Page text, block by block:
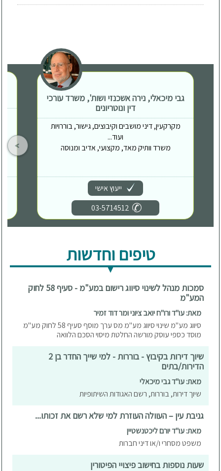
גבי מיכאלי, נירה אשכנזי ושות', משרד עורכי
דין ונוטריונים
מקרקעין, דיני מושבים וקיבוצים, גישור, בוררויות
ועוד...
משרד וותיק מאד, מקצועי, אדיב ומנוסה
ייעוץ אישי
03-5714512
טיפים וחדשות
סמכות מנהל לשינוי סיווג רישום במע"מ - סעיף 58 לחוק
המע"מ
מאת: עו"ד ורו"ח יואב ציוני ומר דוד זמיר
סיווג מע"מ שינוי סיווג מע"מ מס ערך מוסף סעיף 58 לחוק מע"מ
מוסד כספי עוסק מורשה החלטת מיסוי הסכם הלוואה
שיוך דירות בקיבוץ - בוררות - למי שייך החדר בן 2
הדירות/בתים
מאת: עו"ד גבי מיכאלי
שיוך דירות, בוררות, רשם האגודות השיתופיות
גניבת עין – העוולה העוזרת למי שלא רשם את זכותו...
מאת: עו"ד יורם ליכטנשטיין
משפט מסחרי ו/או דיני חברות
שעות נוספות בחישוב פיצויי הפיטורין